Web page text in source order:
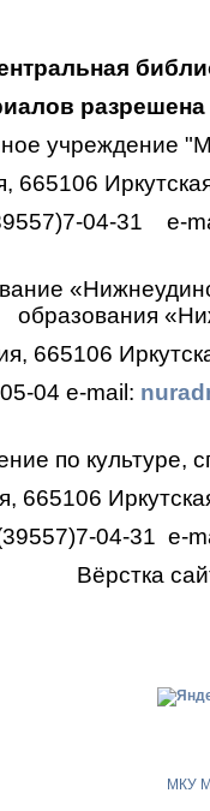
учреждение
665106
04-31
e-
образования
665106
04 e-mail:
по культуре,
665106
04-31 e-
Вёрстка
МКУ